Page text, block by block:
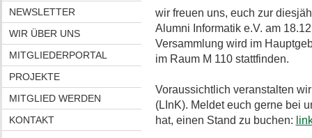
NEWSLETTER
WIR ÜBER UNS
MITGLIEDERPORTAL
PROJEKTE
MITGLIED WERDEN
KONTAKT
wir freuen uns, euch zur
Alumni Informatik e.V. am
Versammlung wird im
im Raum M 110 stattfinden.
Voraussichtlich veranstalten
(LInK). Meldet euch gerne bei
hat, einen Stand zu buchen: